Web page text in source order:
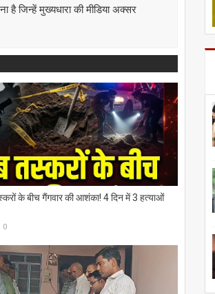
है जिन्हें मुख्यधारा की मीडिया अक्सर
के बीच गैंगवार की आशंका! 4 दिन में 3 हत्याओं
0